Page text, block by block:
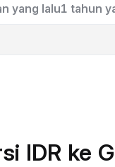
yang lalu1 tahun
IDR ke